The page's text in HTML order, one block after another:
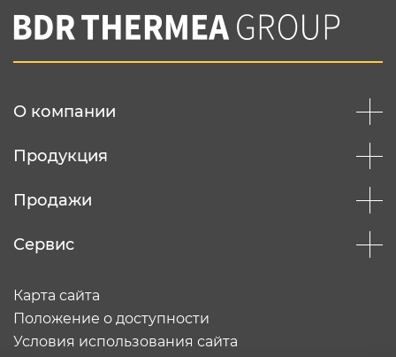
О компании
Продукция
Продажи
Сервис
Карта сайта
Положение о доступности
Условия использования сайта